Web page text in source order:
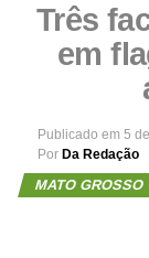
Três
em
Publicado em 5
Por Da Redação
MATO GROSSO